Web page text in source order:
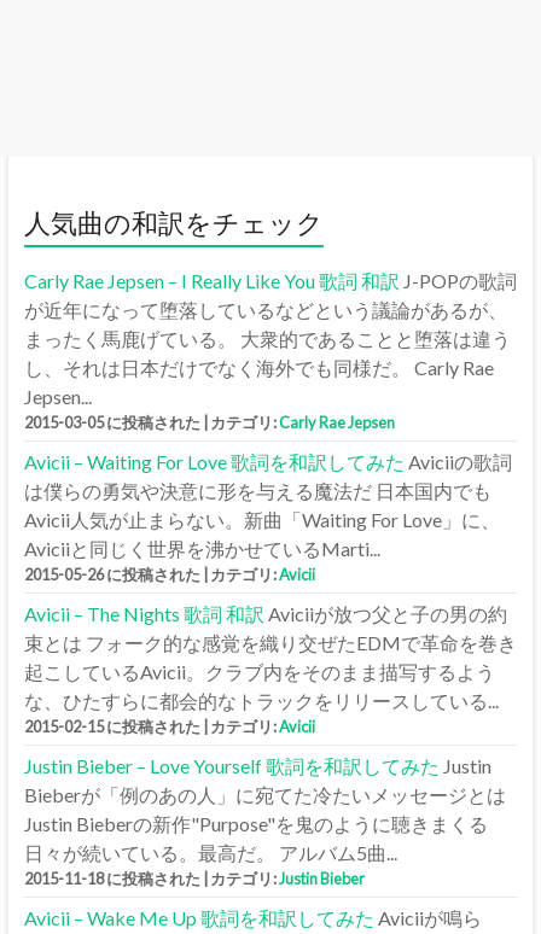
人気曲の和訳をチェック
Carly Rae Jepsen – I Really Like You 歌詞 和訳 J-POPの歌詞
が近年になって堕落しているなどという議論があるが、
まったく馬鹿げている。 大衆的であることと堕落は違う
し、それは日本だけでなく海外でも同様だ。 Carly Rae
Jepsen...
2015-03-05 に投稿された カテゴリ:Carly Rae Jepsen
Avicii – Waiting For Love 歌詞を和訳してみた Aviciiの歌詞
は僕らの勇気や決意に形を与える魔法だ 日本国内でも
Avicii人気が止まらない。新曲「Waiting For Love」に、
Aviciiと同じく世界を沸かせているMarti...
2015-05-26 に投稿された カテゴリ:Avicii
Avicii – The Nights 歌詞 和訳 Aviciiが放つ父と子の男の約
束とは フォーク的な感覚を織り交ぜたEDMで革命を巻き
起こしているAvicii。クラブ内をそのまま描写するよう
な、ひたすらに都会的なトラックをリリースしている...
2015-02-15 に投稿された カテゴリ:Avicii
Justin Bieber – Love Yourself 歌詞を和訳してみた Justin
Bieberが「例のあの人」に宛てた冷たいメッセージとは
Justin Bieberの新作"Purpose"を鬼のように聴きまくる
日々が続いている。最高だ。 アルバム5曲...
2015-11-18 に投稿された カテゴリ:Justin Bieber
Avicii – Wake Me Up 歌詞を和訳してみた Aviciiが鳴ら